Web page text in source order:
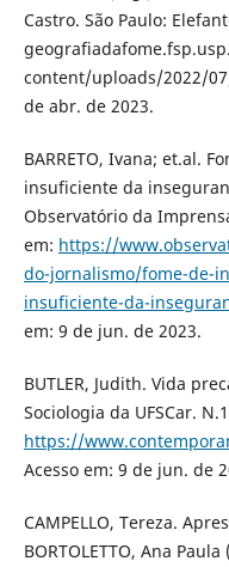
Castro. São Paulo:
content/uploads/2022/
de abr. de 2023.
BARRETO, Ivana; et.al.
insuficiente da
Observatório da
em: https://
do-jornalismo/fome-de-
insuficiente-da-
em: 9 de jun. de 2023.
BUTLER, Judith. Vida
Sociologia da UFSCar.
https://
Acesso em: 9 de jun. de
CAMPELLO, Tereza.
BORTOLETTO, Ana